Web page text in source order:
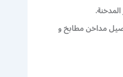
مداخن مطابخ و